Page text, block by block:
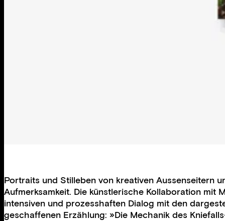
Portraits und Stilleben von kreativen Aussenseitern
Aufmerksamkeit. Die künstlerische Kollaboration mit
intensiven und prozesshaften Dialog mit den
geschaffenen Erzählung: »Die Mechanik des